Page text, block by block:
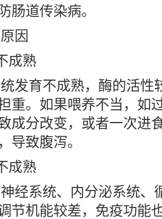
肠道传染病。
因
成熟
发育不成熟，酶的活性
重。如果喂养不当，如
成分改变，或者一次进
导致腹泻。
成熟
经系统、内分泌系统、
节机能较差，免疫功能